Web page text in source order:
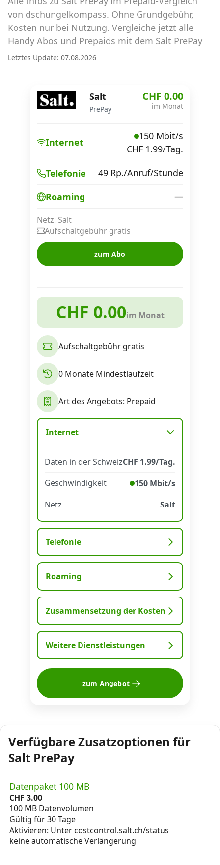
Abos für Tablets, Hotspots und Smart
Watches
Tarifrechner Handy-Abo
Der gute alte Tarifrechner im neuen Design
Alle Anbieter
Roaming-Tarife abfragen
Handy-Abo-Aktionen
Handy-Abo kündigen oder
wechseln
Alle Mobile-Vergleiche
Internet, TV, Telefon
Kombi-Angebote
Aktionen
News
Forum
Über uns
von dschungelkompass. Ohne Grundgebühr,
Kosten nur bei Nutzung. Vergleiche jetzt alle
Handy Abos und Prepaids mit dem Salt PrePay
Letztes Update: 07.08.2026
Salt
PrePay
CHF 0.00
im Monat
Internet
150 Mbit/s
CHF 1.99/Tag.
Telefonie 49 Rp./Anruf/Stunde
Roaming —
Netz: Salt
Aufschaltgebühr gratis
zum Abo
CHF 0.00im Monat
Aufschaltgebühr gratis
0 Monate Mindestlaufzeit
Art des Angebots: Prepaid
Internet
Daten in der SchweizCHF 1.99/Tag.
Geschwindigkeit
150 Mbit/s
Netz
Salt
Telefonie
Roaming
Zusammensetzung der Kosten
Weitere Dienstleistungen
zum Angebot
Verfügbare Zusatzoptionen für
Salt PrePay
Datenpaket 100 MB
CHF 3.00
100 MB Datenvolumen
Gültig für 30 Tage
Aktivieren: Unter costcontrol.salt.ch/status
keine automatische Verlängerung